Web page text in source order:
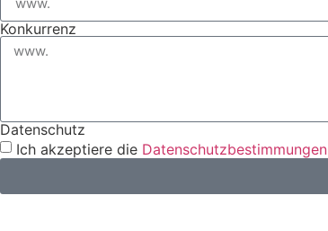
Konkurrenz
Datenschutz
Ich akzeptiere die Datenschutzbestimmungen